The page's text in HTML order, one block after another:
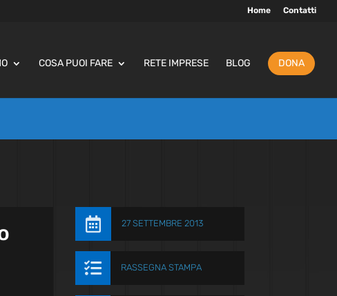
Home Contatti
COSA PUOI FARE RETE IMPRESE BLOG DONA
 27 SETTEMBRE 2013
 RASSEGNA STAMPA